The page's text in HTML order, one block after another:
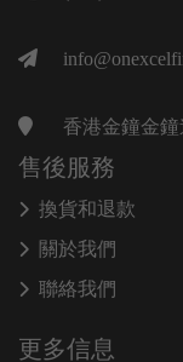
香港金鐘金鐘
售後服務
換貨和退款
關於我們
聯絡我們
更多信息